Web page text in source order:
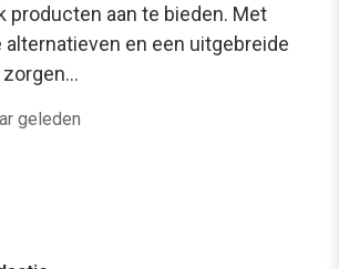
producten aan te bieden. Met
alternatieven en een uitgebreide
geleden